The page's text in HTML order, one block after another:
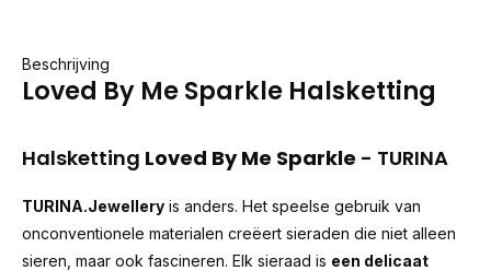
Beschrijving
Loved By Me Sparkle Halsketting
Halsketting Loved By Me Sparkle - TURINA
TURINA.Jewellery is anders. Het speelse gebruik van
onconventionele materialen creëert sieraden die niet alleen
sieren, maar ook fascineren. Elk sieraad is een delicaat